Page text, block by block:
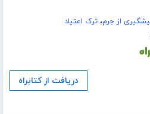
از جرم،ترک اعتیاد
دریافت از کتابراه